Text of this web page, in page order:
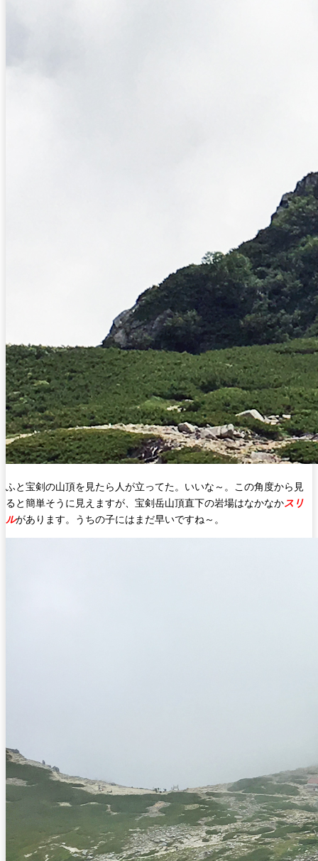
ふと宝剣の山頂を見たら人が立ってた。いいな～。この角度から見
ると簡単そうに見えますが、宝剣岳山頂直下の岩場はなかなかスリ
ルがあります。うちの子にはまだ早いですね～。